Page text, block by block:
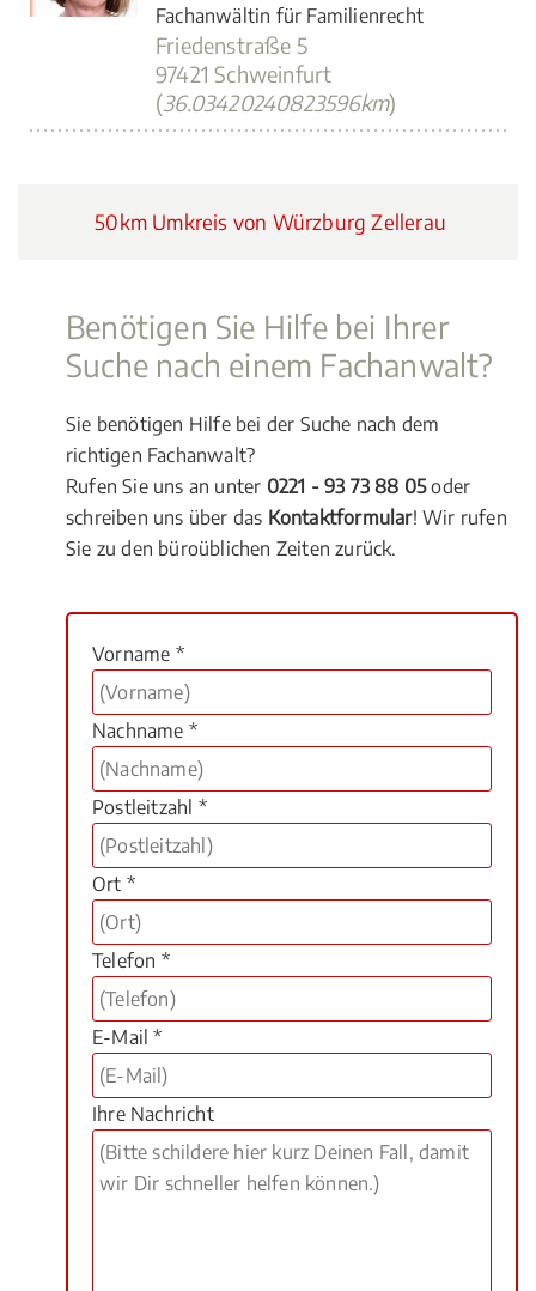
Fachanwältin für Familienrecht
Friedenstraße 5
97421 Schweinfurt
(36.03420240823596km)
50km Umkreis von Würzburg Zellerau
Benötigen Sie Hilfe bei Ihrer
Suche nach einem Fachanwalt?
Sie benötigen Hilfe bei der Suche nach dem
richtigen Fachanwalt?
Rufen Sie uns an unter 0221 - 93 73 88 05oder
schreiben uns über das Kontaktformular! Wir rufen
Sie zu den büroüblichen Zeiten zurück.
Vorname *
Nachname *
Postleitzahl *
Ort *
Telefon *
E-Mail *
Ihre Nachricht